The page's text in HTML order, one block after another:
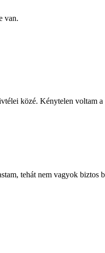
van.
közé. Kénytelen voltam
tehát nem vagyok